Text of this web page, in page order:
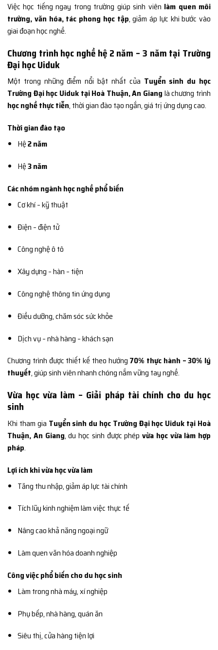
Việc học tiếng ngay trong trường giúp sinh viên làm quen môi
trường, văn hóa, tác phong học tập, giảm áp lực khi bước vào
giai đoạn học nghề.
Chương trình học nghề hệ 2 năm – 3 năm tại Trường
Đại học Uiduk
Một trong những điểm nổi bật nhất của Tuyển sinh du học
Trường Đại học Uiduk tại Hoà Thuận, An Giang là chương trình
học nghề thực tiễn, thời gian đào tạo ngắn, giá trị ứng dụng cao.
Thời gian đào tạo
Hệ2 năm
Hệ3 năm
Các nhóm ngành học nghề phổ biến
Cơ khí – kỹ thuật
Điện – điện tử
Công nghệ ô tô
Xây dựng – hàn – tiện
Công nghệ thông tin ứng dụng
Điều dưỡng, chăm sóc sức khỏe
Dịch vụ – nhà hàng – khách sạn
Chương trình được thiết kế theo hướng 70% thực hành – 30% lý
thuyết, giúp sinh viên nhanh chóng nắm vững tay nghề.
Vừa học vừa làm – Giải pháp tài chính cho du học
sinh
Khi tham gia Tuyển sinh du học Trường Đại học Uiduk tại Hoà
Thuận, An Giang, du học sinh được phép vừa học vừa làm hợp
pháp.
Lợi ích khi vừa học vừa làm
Tăng thu nhập, giảm áp lực tài chính
Tích lũy kinh nghiệm làm việc thực tế
Nâng cao khả năng ngoại ngữ
Làm quen văn hóa doanh nghiệp
Công việc phổ biến cho du học sinh
Làm trong nhà máy, xí nghiệp
Phụ bếp, nhà hàng, quán ăn
Siêu thị, cửa hàng tiện lợi